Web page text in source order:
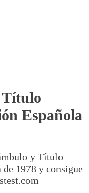
Título
Española
y Título
1978 y consigue